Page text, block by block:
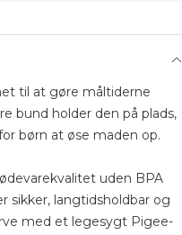
til at gøre måltiderne
bund holder den på plads,
børn at øse maden op.
uden BPA
sikker, langtidsholdbar og
med et legesygt Pigee-